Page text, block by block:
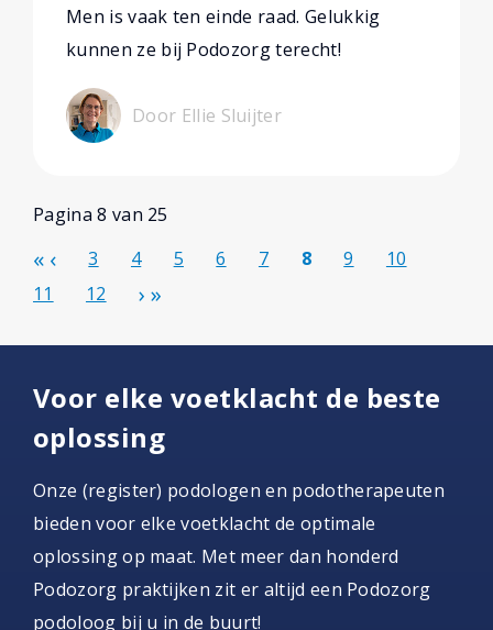
Men is vaak ten einde raad. Gelukkig
kunnen ze bij Podozorg terecht!
Door Ellie Sluijter
Pagina 8 van 25
3
4 5 6 7 8 9
10
11
12
Voor elke voetklacht de beste
oplossing
Onze (register) podologen en podotherapeuten
bieden voor elke voetklacht de optimale
oplossing op maat. Met meer dan honderd
Podozorg praktijken zit er altijd een Podozorg
podoloog bij u in de buurt!